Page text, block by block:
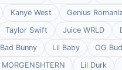
Kanye West
Genius
Taylor Swift Juice WRLD
Bad Bunny Lil Baby
OG
MORGENSHTERN
Lil Durk